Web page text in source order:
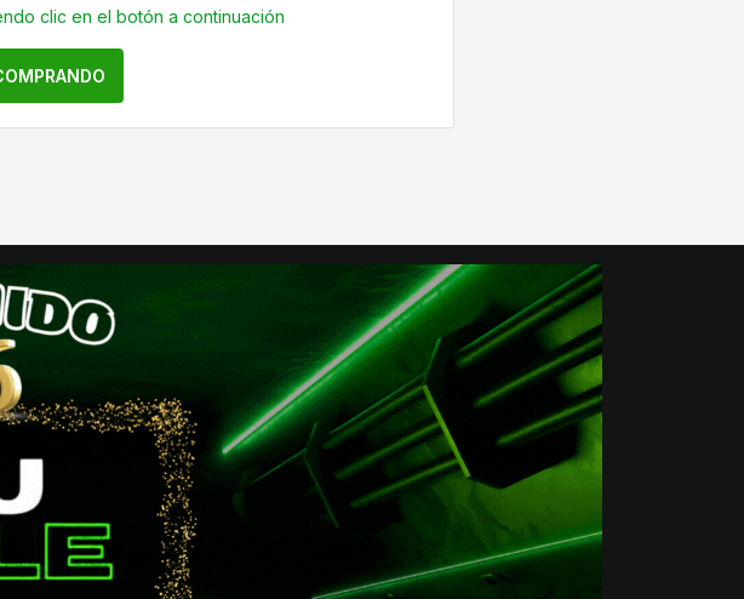
clic en el botón a continuación